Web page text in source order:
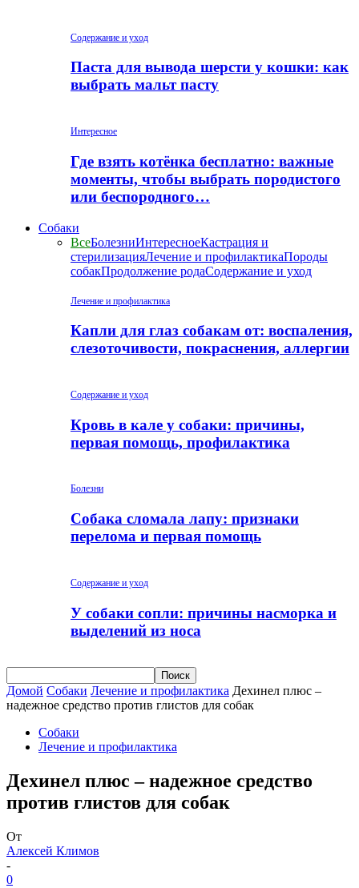
Содержание и уход
Паста для вывода шерсти у кошки: как
выбрать мальт пасту
Интересное
Где взять котёнка бесплатно: важные
моменты, чтобы выбрать породистого
или беспородного…
Собаки
ВсеБолезниИнтересноеКастрация и
стерилизацияЛечение и профилактикаПороды
собакПродолжение родаСодержание и уход
Лечение и профилактика
Капли для глаз собакам от: воспаления,
слезоточивости, покраснения, аллергии
Содержание и уход
Кровь в кале у собаки: причины,
первая помощь, профилактика
Болезни
Собака сломала лапу: признаки
перелома и первая помощь
Содержание и уход
У собаки сопли: причины насморка и
выделений из носа
Домой Собаки Лечение и профилактика Дехинел плюс –
надежное средство против глистов для собак
Собаки
Лечение и профилактика
Дехинел плюс – надежное средство
против глистов для собак
От
Алексей Климов
-
0